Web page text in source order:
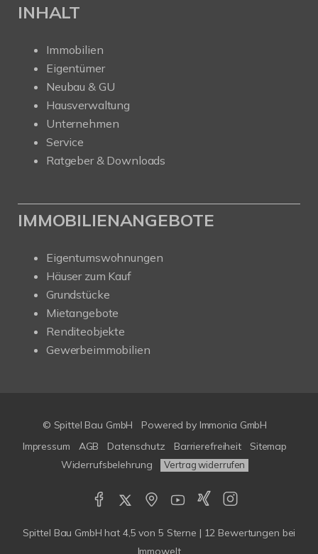
INHALT
Immobilien
Eigentümer
Neubau & GU
Hausverwaltung
Unternehmen
Service
Ratgeber & Downloads
IMMOBILIENANGEBOTE
Eigentumswohnungen
Häuser zum Kauf
Grundstücke
Mietangebote
Renditeobjekte
Gewerbeimmobilien
© Spittel Bau GmbH Powered by Immonia GmbH
Impressum
AGB Datenschutz Barrierefreiheit
Sitemap
Widerrufsbelehrung
Vertrag widerrufen
Spittel Bau GmbH hat 4,5 von 5 Sterne | 12 Bewertungen bei
Immowelt